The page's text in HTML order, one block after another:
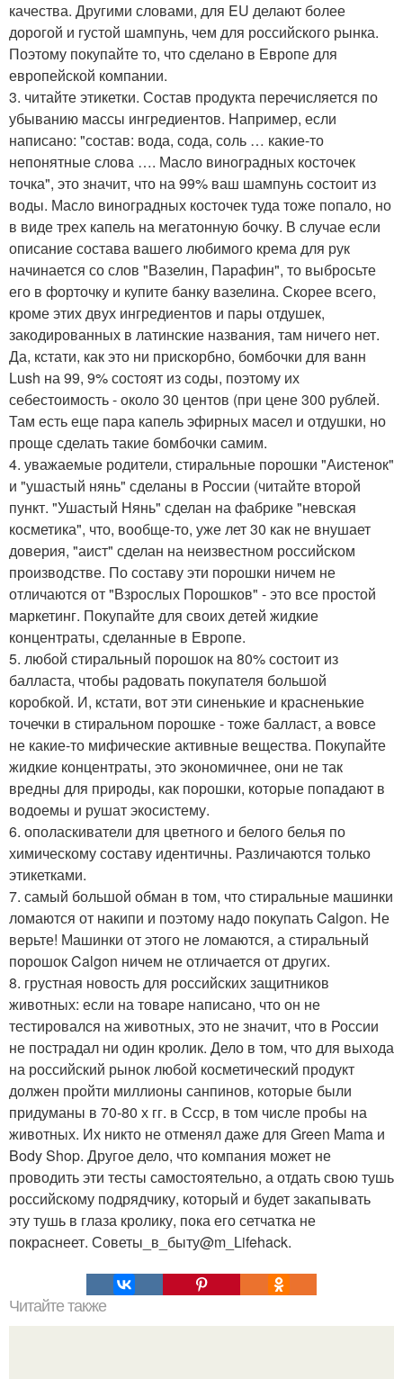
качества. Другими словами, для EU делают более
дорогой и густой шампунь, чем для российского рынка.
Поэтому покупайте то, что сделано в Европе для
европейской компании.
3. читайте этикетки. Состав продукта перечисляется по
убыванию массы ингредиентов. Например, если
написано: "состав: вода, сода, соль … какие-то
непонятные слова …. Масло виноградных косточек
точка", это значит, что на 99% ваш шампунь состоит из
воды. Масло виноградных косточек туда тоже попало, но
в виде трех капель на мегатонную бочку. В случае если
описание состава вашего любимого крема для рук
начинается со слов "Вазелин, Парафин", то выбросьте
его в форточку и купите банку вазелина. Скорее всего,
кроме этих двух ингредиентов и пары отдушек,
закодированных в латинские названия, там ничего нет.
Да, кстати, как это ни прискорбно, бомбочки для ванн
Lush на 99, 9% состоят из соды, поэтому их
себестоимость - около 30 центов (при цене 300 рублей.
Там есть еще пара капель эфирных масел и отдушки, но
проще сделать такие бомбочки самим.
4. уважаемые родители, стиральные порошки "Аистенок"
и "ушастый нянь" сделаны в России (читайте второй
пункт. "Ушастый Нянь" сделан на фабрике "невская
косметика", что, вообще-то, уже лет 30 как не внушает
доверия, "аист" сделан на неизвестном российском
производстве. По составу эти порошки ничем не
отличаются от "Взрослых Порошков" - это все простой
маркетинг. Покупайте для своих детей жидкие
концентраты, сделанные в Европе.
5. любой стиральный порошок на 80% состоит из
балласта, чтобы радовать покупателя большой
коробкой. И, кстати, вот эти синенькие и красненькие
точечки в стиральном порошке - тоже балласт, а вовсе
не какие-то мифические активные вещества. Покупайте
жидкие концентраты, это экономичнее, они не так
вредны для природы, как порошки, которые попадают в
водоемы и рушат экосистему.
6. ополаскиватели для цветного и белого белья по
химическому составу идентичны. Различаются только
этикетками.
7. самый большой обман в том, что стиральные машинки
ломаются от накипи и поэтому надо покупать Calgon. Не
верьте! Машинки от этого не ломаются, а стиральный
порошок Calgon ничем не отличается от других.
8. грустная новость для российских защитников
животных: если на товаре написано, что он не
тестировался на животных, это не значит, что в России
не пострадал ни один кролик. Дело в том, что для выхода
на российский рынок любой косметический продукт
должен пройти миллионы санпинов, которые были
придуманы в 70-80 х гг. в Ссср, в том числе пробы на
животных. Их никто не отменял даже для Green Mama и
Body Shop. Другое дело, что компания может не
проводить эти тесты самостоятельно, а отдать свою тушь
российскому подрядчику, который и будет закапывать
эту тушь в глаза кролику, пока его сетчатка не
покраснеет. Советы_в_быту@m_Lifehack.
Читайте также